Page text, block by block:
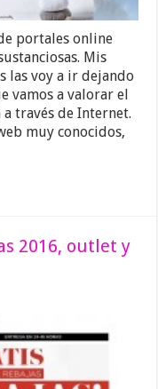
portales online
Mis
las voy a ir dejando
vamos a valorar el
través de Internet.
muy conocidos,
2016, outlet y